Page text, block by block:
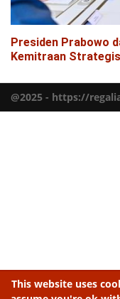
Presiden Prabowo
Kemitraan
@2025 - https://
This website uses